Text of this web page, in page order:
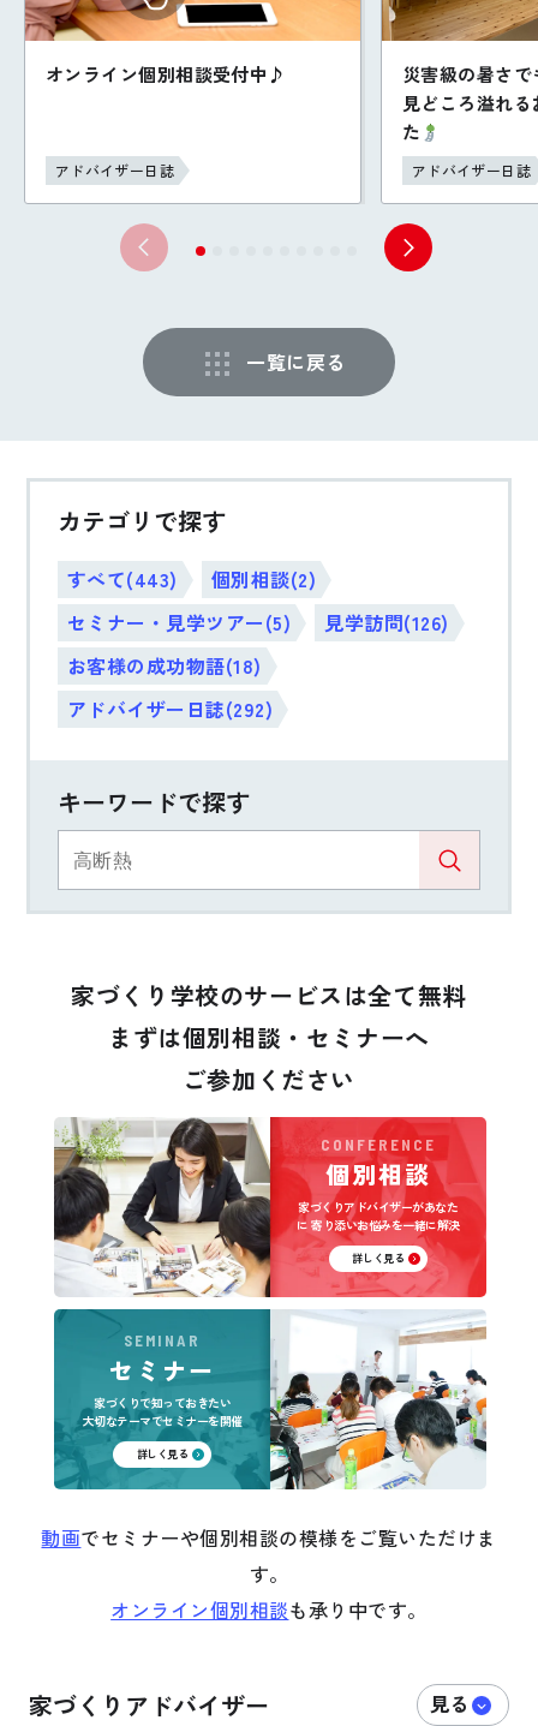
オンライン個別相談受付中♪
アドバイザー日誌
災害級の暑さ
見どころ溢れ
た
アドバイザー日誌
一覧に戻る
カテゴリで探す
すべて(443)
個別相談(2)
セミナー・見学ツアー(5)
見学訪問(126)
お客様の成功物語(18)
アドバイザー日誌(292)
キーワードで探す
家づくり学校のサービスは全て無料
まずは個別相談・セミナーへ
ご参加ください
CONFERENCE
個別相談
家づくりアドバイザーがあなた
に寄り添いお悩みを一緒に解決
詳しく見る
SEMINAR
セミナー
家づくりで知っておきたい
大切なテーマでセミナーを開催
詳しく見る
動画でセミナーや個別相談の模様をご覧いただけま
す。
オンライン個別相談も承り中です。
家づくりアドバイザー